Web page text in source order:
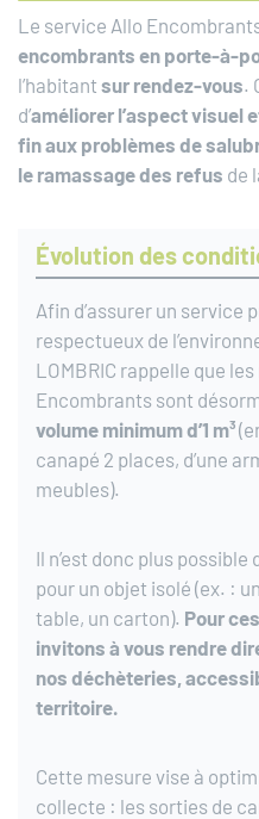
Le service Allo
encombrants en porte-à-
l’habitant sur rendez-vous.
d’améliorer l’aspect visuel
fin aux problèmes de
le ramassage des refus de
Évolution des
Afin d’assurer un service
respectueux de
LOMBRIC rappelle que
Encombrants sont
volume minimum d’1 m³
canapé 2 places, d’une
meubles).
Il n’est donc plus
pour un objet isolé (ex. :
table, un carton). Pour
invitons à vous rendre
nos déchèteries,
territoire.
Cette mesure vise à
collecte : les sorties de